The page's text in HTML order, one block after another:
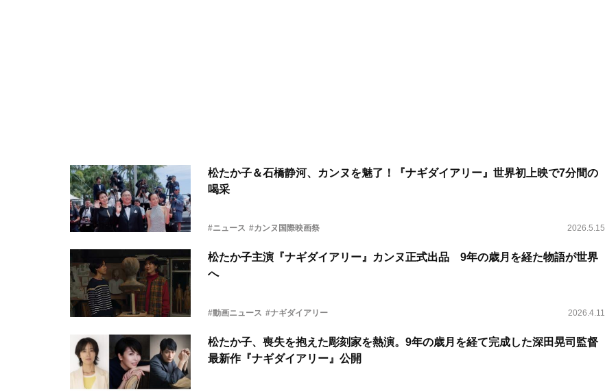
松たか子＆石橋静河、カンヌを魅了！『ナギダイアリー』世界初上映で7分間の
喝采
#ニュース #カンヌ国際映画祭 2026.5.15
松たか子主演『ナギダイアリー』カンヌ正式出品 9年の歳月を経た物語が世界
へ
#動画ニュース #ナギダイアリー 2026.4.11
松たか子、喪失を抱えた彫刻家を熱演。9年の歳月を経て完成した深田晃司監督
最新作『ナギダイアリー』公開